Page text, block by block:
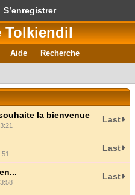
S’enregistrer
Tolkiendil
Aide Recherche
la bienvenue Last
Last
Last